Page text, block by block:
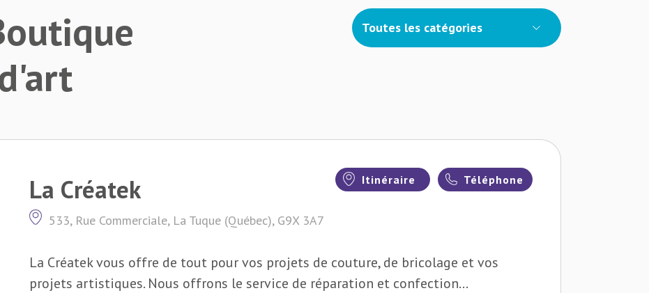
Toutes les catégories
La Créatek
533, Rue Commerciale, La Tuque (Québec), G9X 3A7
Téléphone
Itinéraire
La Créatek vous offre de tout pour vos projets de couture, de bricolage et vos
projets artistiques. Nous offrons le service de réparation et confection...